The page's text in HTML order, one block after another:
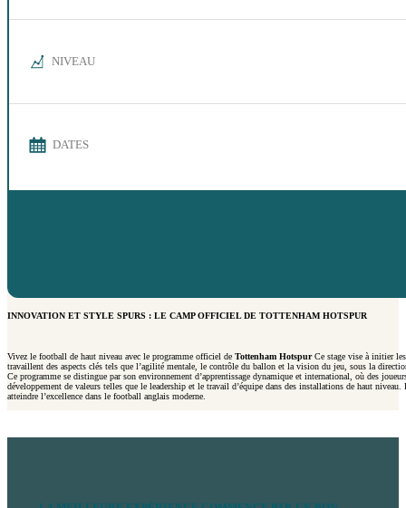
NIVEAU
DATES
INNOVATION ET STYLE SPURS : LE CAMP OFFICIEL DE TOTTENHAM HOTSPUR
Vivez le football de haut niveau avec le programme officiel de Tottenham HotspurCe stage vise à initier
travaillent des aspects clés tels que l’agilité mentale, le contrôle du ballon et la vision du jeu, sous la
Ce programme se distingue par son environnement d’apprentissage dynamique et international, où des
développement de valeurs telles que le leadership et le travail d’équipe dans des installations de haut
atteindre l’excellence dans le football anglais moderne.